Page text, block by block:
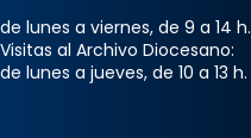
de lunes a viernes, de 9 a 14 h.
Visitas al Archivo Diocesano:
de lunes a jueves, de 10 a 13 h.